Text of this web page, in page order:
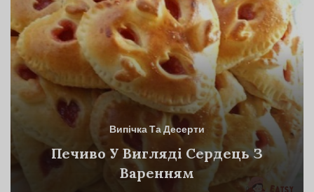
Випічка Та Десерти
Печиво У Вигляді Сердець З
Варенням